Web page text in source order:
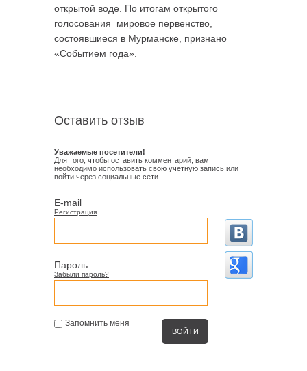
открытой воде. По итогам открытого
голосования мировое первенство,
состоявшиеся в Мурманске, признано
«Событием года».
Оставить отзыв
Уважаемые посетители!
Для того, чтобы оставить комментарий, вам
необходимо использовать свою учетную запись или
войти через социальные сети.
E-mail
Регистрация
Пароль
Забыли пароль?
Запомнить меня